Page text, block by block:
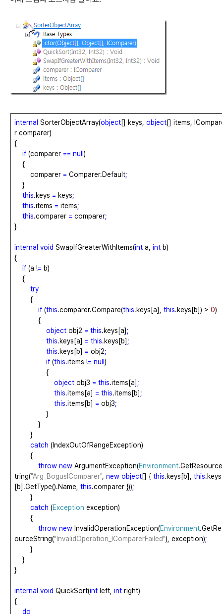
internal SorterObjectArray(object[] keys, object[] items,
r comparer)
{
if (comparer == null )
{
comparer = Comparer.Default;
}
this.keys = keys;
this.items = items;
this.comparer = comparer;
}
internal void SwapIfGreaterWithItems(int a, int b)
{
if (a != b)
{
try
{
if (this.comparer.Compare(this.keys[a], this.keys[b]) > 0)
{
object obj2 = this.keys[a] ;
this.keys[a] = this.keys[b] ;
this.keys[b] = obj2;
if (this.items != null )
{
object obj3 = this.items[a] ;
this.items[a] = this.items[b] ;
this.items[b] = obj3;
}
}
}
catch (IndexOutOfRangeException)
{
throw new ArgumentException(Environment
tring("Arg_BogusIComparer" new object[] { this.keys[b], this.keys
[b].GetType().Name, this.comparer }));
}
catch (Exception exception)
{
throw new InvalidOperationException(Environment
ourceString("InvalidOperation_IComparerFailed"), exception);
}
}
}
internal void QuickSort(int left, int right)
{
do